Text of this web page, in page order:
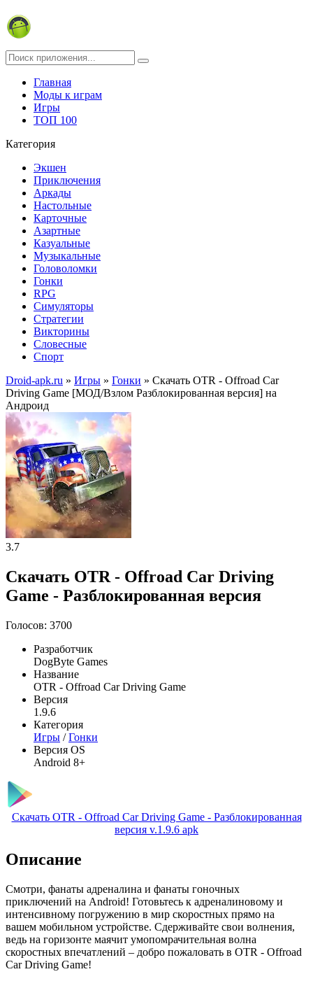
Главная
Моды к играм
Игры
ТОП 100
Категория
Экшен
Приключения
Аркады
Настольные
Карточные
Азартные
Казуальные
Музыкальные
Головоломки
Гонки
RPG
Симуляторы
Стратегии
Викторины
Словесные
Спорт
Droid-apk.ru » Игры » Гонки » Скачать OTR - Offroad Car
Driving Game [МОД/Взлом Разблокированная версия] на
Андроид
3.7
Скачать OTR - Offroad Car Driving
Game - Разблокированная версия
Голосов: 3700
Разработчик
DogByte Games
Название
OTR - Offroad Car Driving Game
Версия
1.9.6
Категория
Игры /Гонки
Версия OS
Android 8+
Скачать OTR - Offroad Car Driving Game - Разблокированная
версия v.1.9.6 apk
Описание
Смотри, фанаты адреналина и фанаты гоночных
приключений на Android! Готовьтесь к адреналиновому и
интенсивному погружению в мир скоростных прямо на
вашем мобильном устройстве. Сдерживайте свои волнения,
ведь на горизонте маячит умопомрачительная волна
скоростных впечатлений – добро пожаловать в OTR - Offroad
Car Driving Game!